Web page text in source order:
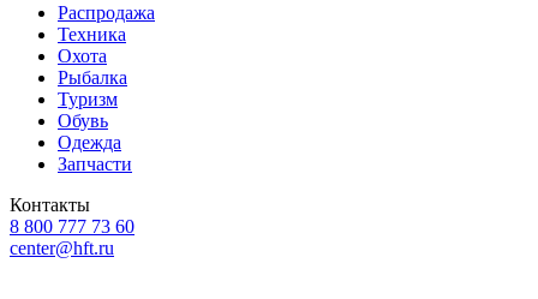
Распродажа
Техника
Охота
Рыбалка
Туризм
Обувь
Одежда
Запчасти
Контакты
8 800 777 73 60
center@hft.ru